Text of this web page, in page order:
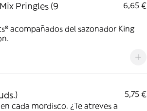
Pringles (9
6,65 €
acompañados del sazonador King
5,75 €
cada mordisco. ¿Te atreves a